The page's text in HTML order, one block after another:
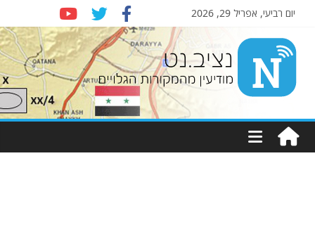
יום רביעי, אפריל 29, 2026
Nziv.net
מודיעין
מהמקורות